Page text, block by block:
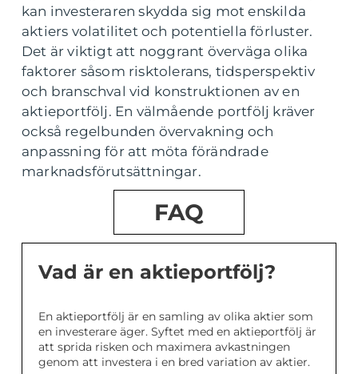
kan investeraren skydda sig mot enskilda
aktiers volatilitet och potentiella förluster.
Det är viktigt att noggrant överväga olika
faktorer såsom risktolerans, tidsperspektiv
och branschval vid konstruktionen av en
aktieportfölj. En välmående portfölj kräver
också regelbunden övervakning och
anpassning för att möta förändrade
marknadsförutsättningar.
FAQ
Vad är en aktieportfölj?
En aktieportfölj är en samling av olika aktier som
en investerare äger. Syftet med en aktieportfölj är
att sprida risken och maximera avkastningen
genom att investera i en bred variation av aktier.